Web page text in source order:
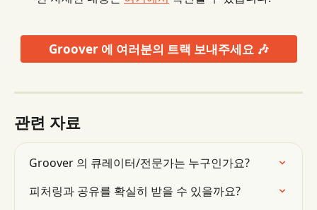
Groover 에 여러분의 트랙 보내주세요 🎶
관련 자료
Groover 의 큐레이터/전문가는 누구인가요?
피처링과 공유를 확실히 받을 수 있을까요?